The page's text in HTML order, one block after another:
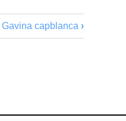
Gavina capblanca ›